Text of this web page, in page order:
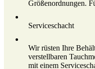
Größenordnungen.
Serviceschacht
Wir rüsten Ihre
verstellbaren
mit einem